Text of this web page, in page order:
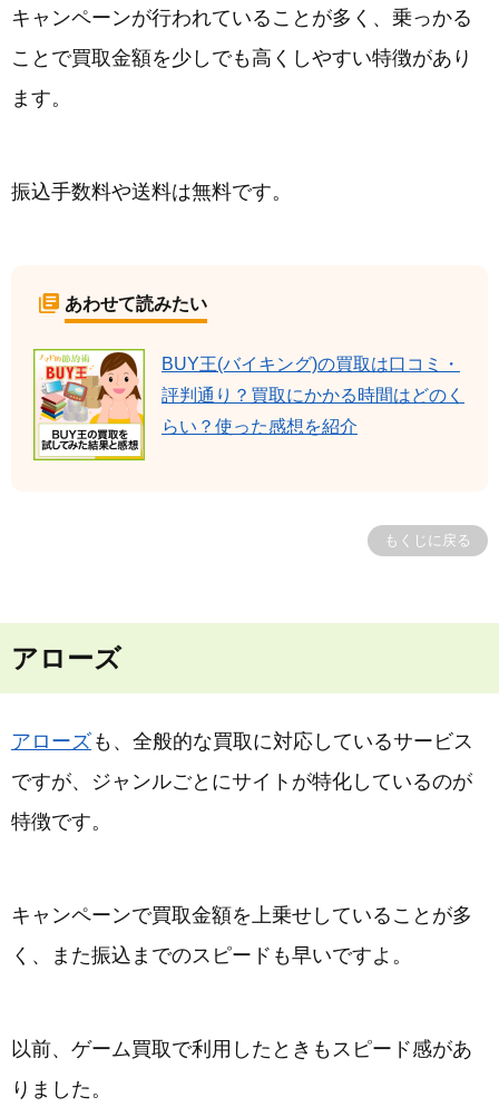
キャンペーンが行われていることが多く、乗っかる
ことで買取金額を少しでも高くしやすい特徴があり
ます。
振込手数料や送料は無料です。
あわせて読みたい
BUY王(バイキング)の買取は口コミ・
評判通り？買取にかかる時間はどのく
らい？使った感想を紹介
もくじに戻る
アローズ
アローズ も、全般的な買取に対応しているサービス
ですが、ジャンルごとにサイトが特化しているのが
特徴です。
キャンペーンで買取金額を上乗せしていることが多
く、また振込までのスピードも早いですよ。
以前、ゲーム買取で利用したときもスピード感があ
りました。